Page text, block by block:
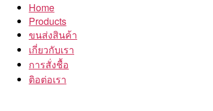
Home
Products
ขนส่งสินค้า
เกี่ยวกับเรา
การสั่งชื้อ
ติอต่อเรา